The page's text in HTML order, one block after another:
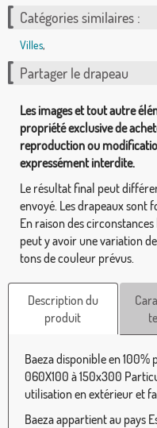
Catégories similaires :
Villes,
Partager le drapeau
Les images et tout autre
propriété exclusive de
reproduction ou
expressément interdite.
Le résultat final peut
envoyé. Les drapeaux sont
En raison des
peut y avoir une variation
tons de couleur prévus.
Description du
produit
Baeza disponible en
060X100 à 150x300
utilisation en extérieur et
Baeza appartient au pays